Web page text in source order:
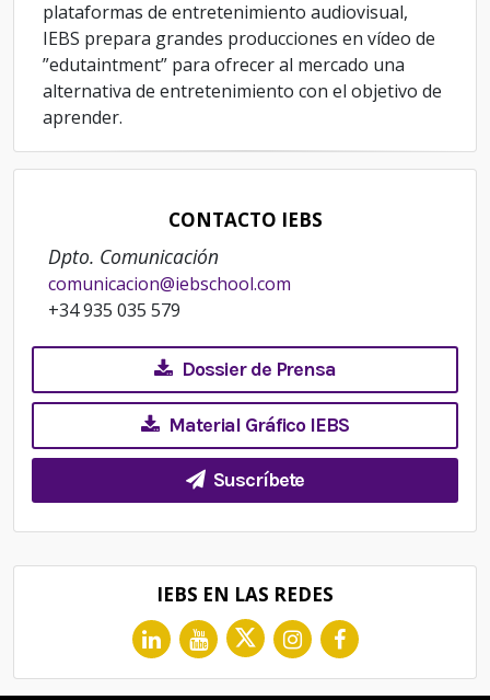
plataformas de entretenimiento audiovisual,
IEBS prepara grandes producciones en vídeo de
”edutaintment” para ofrecer al mercado una
alternativa de entretenimiento con el objetivo de
aprender.
CONTACTO IEBS
Dpto. Comunicación
comunicacion@iebschool.com
+34 935 035 579
Dossier de Prensa
Material Gráfico IEBS
Suscríbete
IEBS EN LAS REDES